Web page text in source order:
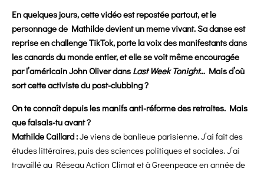
En quelques jours, cette vidéo est repostée partout, et le
personnage de Mathilde devient un meme vivant. Sa danse est
reprise en challenge TikTok, porte la voix des manifestants dans
les canards du monde entier, et elle se voit même encouragée
par l’américain John Oliver dans Last Week Tonight… Mais d’où
sort cette activiste du post-clubbing ?
On te connaît depuis les manifs anti-réforme des retraites. Mais
que faisais-tu avant ?
Mathilde Caillard :Je viens de banlieue parisienne. J’ai fait des
études littéraires, puis des sciences politiques et sociales. J’ai
travaillé au Réseau Action Climat et à Greenpeace en année de